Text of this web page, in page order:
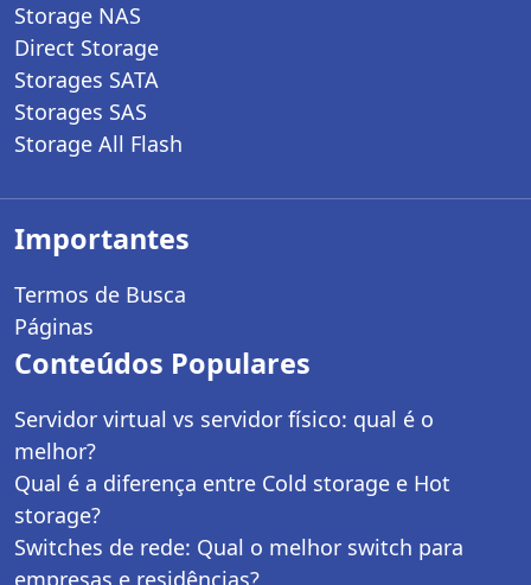
Storage NAS
Direct Storage
Storages SATA
Storages SAS
Storage All Flash
Importantes
Termos de Busca
Páginas
Conteúdos Populares
Servidor virtual vs servidor físico: qual é o
melhor?
Qual é a diferença entre Cold storage e Hot
storage?
Switches de rede: Qual o melhor switch para
empresas e residências?